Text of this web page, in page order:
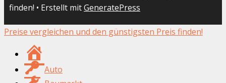
finden! • Erstellt mitGeneratePress
Preise vergleichen und den günstigsten Preis finden!
Auto